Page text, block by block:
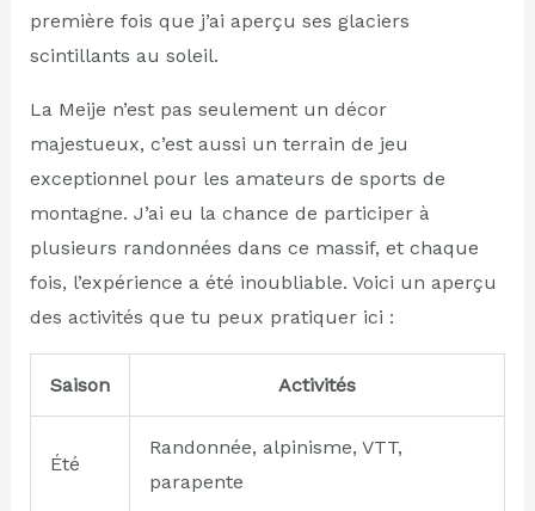
première fois que j’ai aperçu ses glaciers
scintillants au soleil.
La Meije n’est pas seulement un décor
majestueux, c’est aussi un terrain de jeu
exceptionnel pour les amateurs de sports de
montagne. J’ai eu la chance de participer à
plusieurs randonnées dans ce massif, et chaque
fois, l’expérience a été inoubliable. Voici un aperçu
des activités que tu peux pratiquer ici :
Saison Activités
Été
Randonnée, alpinisme, VTT,
parapente